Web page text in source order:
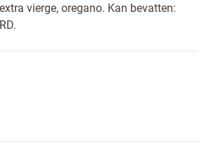
vierge, oregano. Kan bevatten:
op de hoogte van nieuws en acties